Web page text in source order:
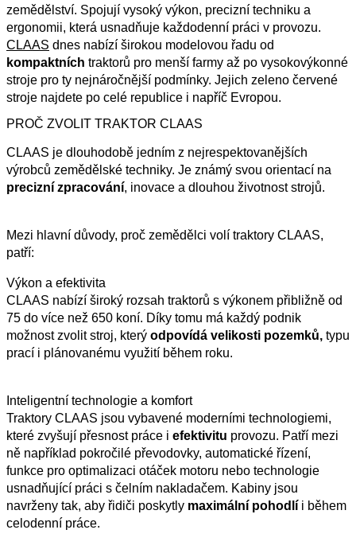
zemědělství. Spojují vysoký výkon, precizní techniku a
ergonomii, která usnadňuje každodenní práci v provozu.
CLAAS dnes nabízí širokou modelovou řadu od
kompaktních traktorů pro menší farmy až po vysokovýkonné
stroje pro ty nejnáročnější podmínky. Jejich zeleno červené
stroje najdete po celé republice i napříč Evropou.
PROČ ZVOLIT TRAKTOR CLAAS
CLAAS je dlouhodobě jedním z nejrespektovanějších
výrobců zemědělské techniky. Je známý svou orientací na
precizní zpracování, inovace a dlouhou životnost strojů.
Mezi hlavní důvody, proč zemědělci volí traktory CLAAS,
patří:
Výkon a efektivita
CLAAS nabízí široký rozsah traktorů s výkonem přibližně od
75 do více než 650 koní. Díky tomu má každý podnik
možnost zvolit stroj, který odpovídá velikosti pozemků, typu
prací i plánovanému využití během roku.
Inteligentní technologie a komfort
Traktory CLAAS jsou vybavené moderními technologiemi,
které zvyšují přesnost práce i efektivitu provozu. Patří mezi
ně například pokročilé převodovky, automatické řízení,
funkce pro optimalizaci otáček motoru nebo technologie
usnadňující práci s čelním nakladačem. Kabiny jsou
navrženy tak, aby řidiči poskytly maximální pohodlí i během
celodenní práce.